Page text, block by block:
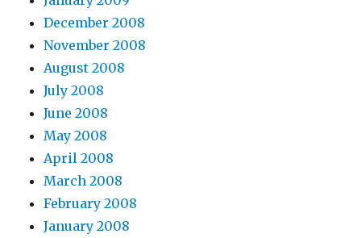
December 2008
November 2008
August 2008
July 2008
June 2008
May 2008
April 2008
March 2008
February 2008
January 2008